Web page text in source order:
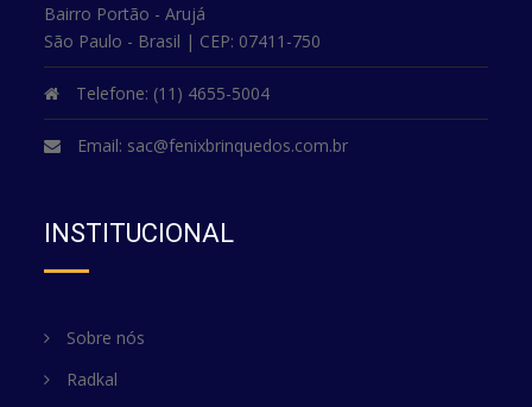
Bairro Portão - Arujá
São Paulo - Brasil | CEP: 07411-750
Telefone: (11) 4655-5004
Email: sac@fenixbrinquedos.com.br
INSTITUCIONAL
Sobre nós
Radkal